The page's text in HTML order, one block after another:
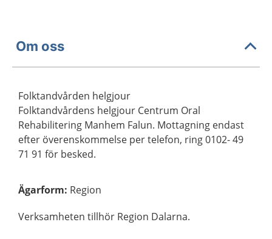
Om oss
Folktandvården helgjour
Folktandvårdens helgjour Centrum Oral
Rehabilitering Manhem Falun. Mottagning endast
efter överenskommelse per telefon, ring 0102- 49
71 91 för besked.
Ägarform: Region
Verksamheten tillhör Region Dalarna.